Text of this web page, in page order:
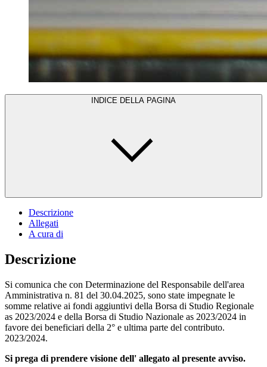
INDICE DELLA PAGINA
Descrizione
Allegati
A cura di
Descrizione
Si comunica che con Determinazione del Responsabile dell'area
Amministrativa n. 81 del 30.04.2025, sono state impegnate le
somme relative ai fondi aggiuntivi della Borsa di Studio Regionale
as 2023/2024 e della Borsa di Studio Nazionale as 2023/2024 in
favore dei beneficiari della 2° e ultima parte del contributo.
2023/2024.
Si prega di prendere visione dell' allegato al presente avviso.